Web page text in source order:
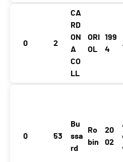
0 2
CA
RD
ON
A
CO
LL
ORI
OL
199
4
0 53
Bu
ssa
rd
Ro
bin
20
02